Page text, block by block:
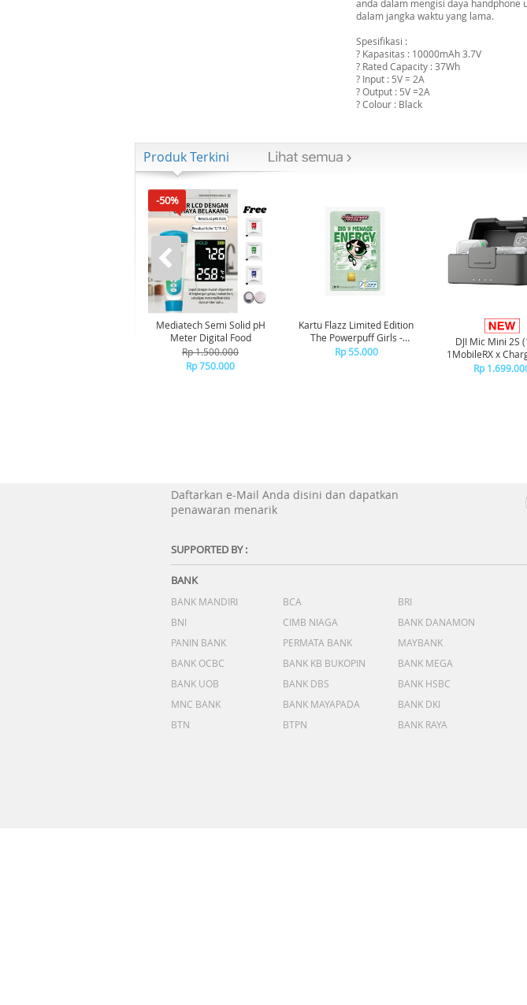
anda dalam mengisi daya handphone
dalam jangka waktu yang lama.
Spesifikasi :
? Kapasitas : 10000mAh 3.7V
? Rated Capacity : 37Wh
? Input : 5V = 2A
? Output : 5V =2A
? Colour : Black
Produk Terkini
-50%
Mediatech Semi Solid pH
Meter Digital Food
Rp 1.500.000
Rp 750.000
Kartu Flazz Limited Edition
The Powerpuff Girls -
Buttercup
Rp 55.000
DJI Mic Mini 2S
1MobileRX x
Rp
Daftarkan e-Mail Anda disini dan dapatkan
penawaran menarik
SUPPORTED BY :
BANK
BANK MANDIRI BCA
BRI
BNI
CIMB NIAGA
BANK DANAMON
PANIN BANK
PERMATA BANK
MAYBANK
BANK OCBC
BANK KB BUKOPIN
BANK MEGA
BANK UOB
BANK DBS
BANK HSBC
MNC BANK
BANK MAYAPADA
BANK DKI
BTN
BTPN BANK RAYA